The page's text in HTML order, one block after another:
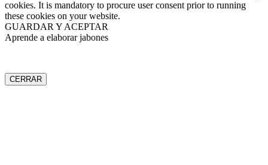
cookies. It is mandatory to procure user consent prior to running
these cookies on your website.
GUARDAR Y ACEPTAR
Aprende a elaborar jabones
CERRAR